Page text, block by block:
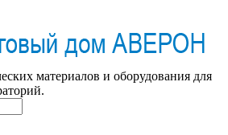
материалов и оборудования для